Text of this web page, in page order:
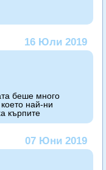
16 Юли 2019
беше много
най-ни
кърпите
07 Юни 2019